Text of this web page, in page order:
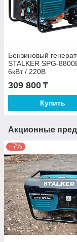
Бензиновый
STALKER SPG-
6кВт / 220В
309 800 ₸
Купить
Акционные
–7%